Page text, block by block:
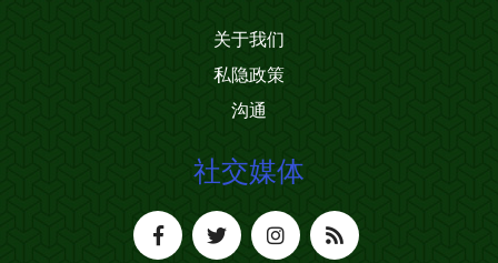
关于我们
私隐政策
沟通
社交媒体